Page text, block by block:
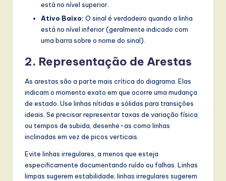
está no nível superior.
Ativo Baixo: O sinal é verdadeiro quando a linha
está no nível inferior (geralmente indicado com
uma barra sobre o nome do sinal).
2. Representação de Arestas
As arestas são a parte mais crítica do diagrama. Elas
indicam o momento exato em que ocorre uma mudança
de estado. Use linhas nítidas e sólidas para transições
ideais. Se precisar representar taxas de variação física
ou tempos de subida, desenhe-as como linhas
inclinadas em vez de picos verticais.
Evite linhas irregulares, a menos que esteja
especificamente documentando ruído ou falhas. Linhas
limpas sugerem estabilidade; linhas irregulares sugerem